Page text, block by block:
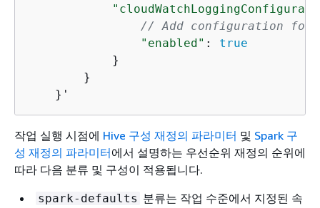
// Add configuration for
"enabled" : true
            }
        }
    }'
작업 실행 시점에 Hive 구성 재정의 파라미터 및 Spark 구
성 재정의 파라미터에서 설명하는 우선순위 재정의 순위에
따라 다음 분류 및 구성이 적용됩니다.
spark-defaults 분류는 작업 수준에서 지정된 속